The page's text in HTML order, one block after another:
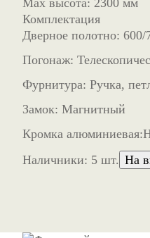
Max высота: 2300 мм
Комплектация
Дверное полотно: 600/
Погонаж:
Фурнитура: Ручка,
Замок: Магнитный
Кромка алюминиевая:
Наличники: 5 шт. На